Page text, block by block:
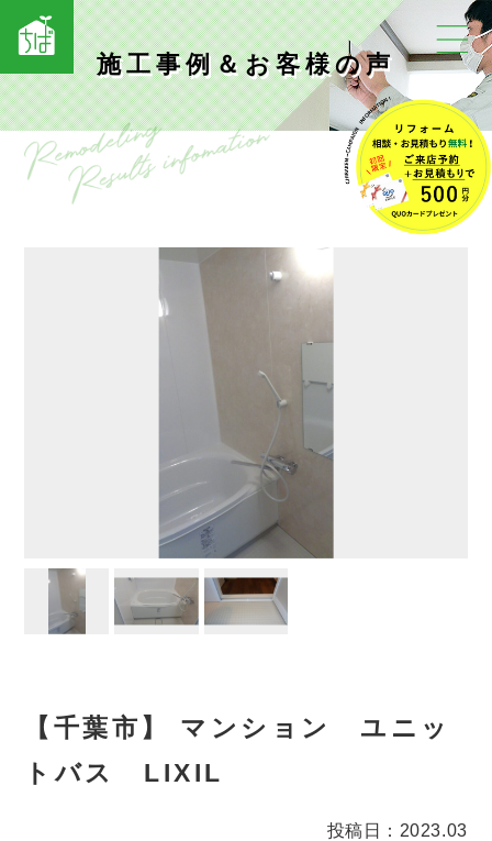
施工事例＆お客様の声
【千葉市】 マンション ユニッ
トバス LIXIL
投稿日：2023.03